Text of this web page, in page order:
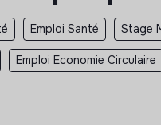
Emploi Santé Stage
Emploi Economie Circulaire